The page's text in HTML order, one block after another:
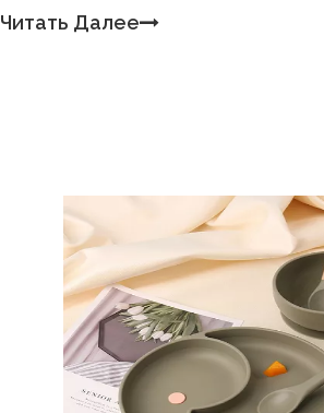
была приглашена принять участие в
Читать Далее